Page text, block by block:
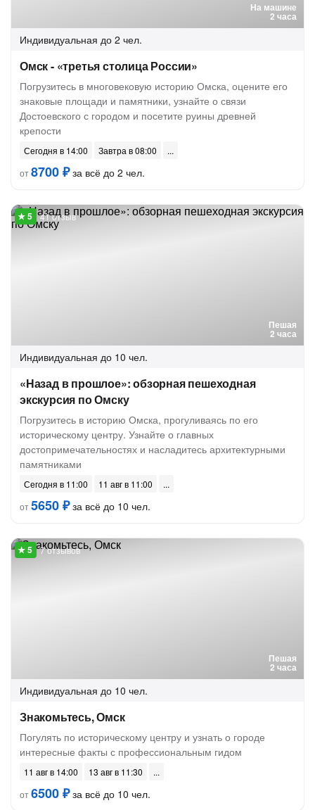
На машине
2 часа
Индивидуальная до 2 чел.
Омск - «третья столица России»
Погрузитесь в многовековую историю Омска, оцените его
знаковые площади и памятники, узнайте о связи
Достоевского с городом и посетите руины древней
крепости
Сегодня в 14:00
Завтра в 08:00
от8700 ₽за всё до 2 чел.
Пешая
2 часа
41 отзыв
Индивидуальная до 10 чел.
«Назад в прошлое»: обзорная пешеходная
экскурсия по Омску
Погрузитесь в историю Омска, прогуливаясь по его
историческому центру. Узнайте о главных
достопримечательностях и насладитесь архитектурными
памятниками
Сегодня в 11:00
11 авг в 11:00
от5650 ₽за всё до 10 чел.
Пешая
2 часа
7 отзывов
Индивидуальная до 10 чел.
Знакомьтесь, Омск
Погулять по историческому центру и узнать о городе
интересные факты с профессиональным гидом
11 авг в 14:00
13 авг в 11:30
от6500 ₽за всё до 10 чел.